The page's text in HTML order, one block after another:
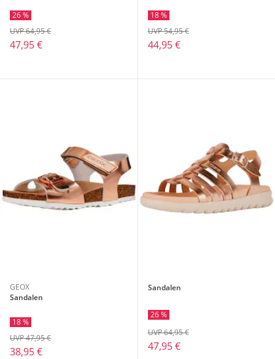
26 %
47,95 €
UVP 64,95 €
18 %
44,95 €
UVP 54,95 €
GEOX
Sandalen
18 %
38,95 €
UVP 47,95 €
Sandalen
26 %
47,95 €
UVP 64,95 €